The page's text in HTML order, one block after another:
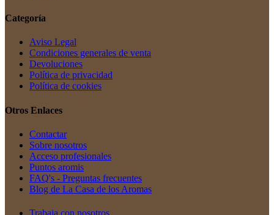
Categoría
Aviso Legal
Condiciones generales de venta
Devoluciones
Política de privacidad
Política de cookies
Otros Enlaces
Contactar
Sobre nosotros
Acceso profesionales
Puntos aromis
FAQ's - Preguntas frecuentes
Blog de La Casa de los Aromas